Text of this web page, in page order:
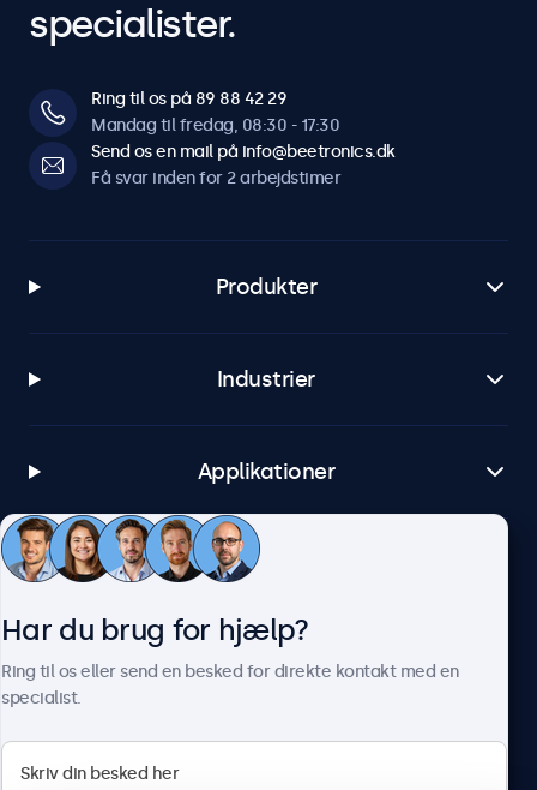
specialister.
Ring til os på 89 88 42 29
Mandag til fredag, 08:30 - 17:30
Send os en mail på info@beetronics.dk
Få svar inden for 2 arbejdstimer
Produkter
Industrier
Applikationer
Kundeservice
Har du brug for hjælp?
Ring til os eller send en besked for direkte kontakt med en
specialist.